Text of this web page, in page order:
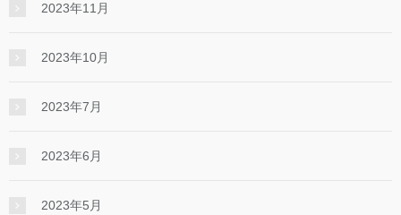
2023年11月
2023年10月
2023年7月
2023年6月
2023年5月